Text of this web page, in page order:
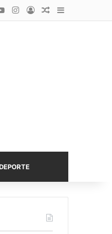
YouTubeInstagram
AccesoPublicación al
Barra lateral